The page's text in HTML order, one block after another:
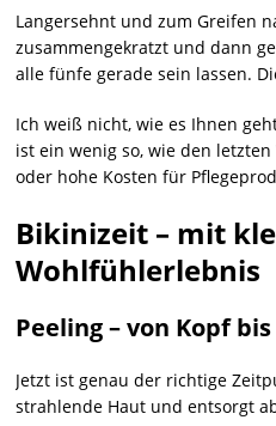
Langersehnt und zum Greifen
zusammengekratzt und dann
alle fünfe gerade sein lassen.
Ich weiß nicht, wie es Ihnen
ist ein wenig so, wie den
oder hohe Kosten für
Bikinizeit – mit
Wohlfühlerlebnis
Peeling – von Kopf
Jetzt ist genau der richtige
strahlende Haut und entsorgt